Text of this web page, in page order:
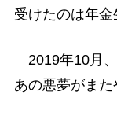
受けたのは年金
2019年10月、
あの悪夢がまた